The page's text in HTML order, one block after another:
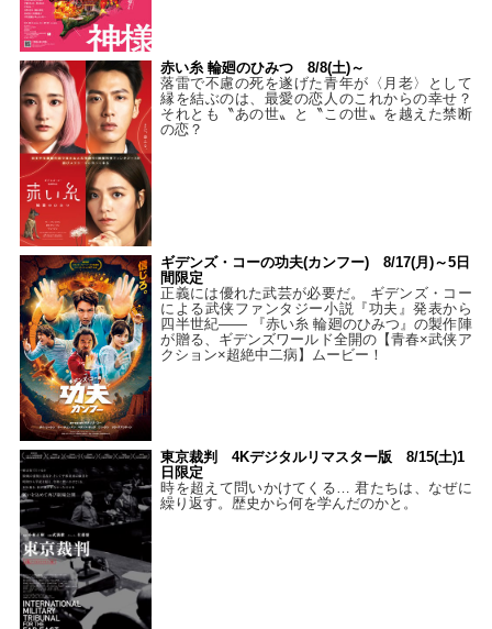
赤い糸 輪廻のひみつ 8/8(土)～
落雷で不慮の死を遂げた青年が〈月老〉として
縁を結ぶのは、最愛の恋人のこれからの幸せ？
それとも〝あの世〟と〝この世〟を越えた禁断
の恋？
ギデンズ・コーの功夫(カンフー) 8/17(月)～5日
間限定
正義には優れた武芸が必要だ。 ギデンズ・コー
による武侠ファンタジー小説『功夫』発表から
四半世紀―― 『赤い糸 輪廻のひみつ』の製作陣
が贈る、ギデンズワールド全開の【青春×武侠ア
クション×超絶中二病】ムービー！
東京裁判 4Kデジタルリマスター版 8/15(土)1
日限定
時を超えて問いかけてくる… 君たちは、なぜに
繰り返す。歴史から何を学んだのかと。